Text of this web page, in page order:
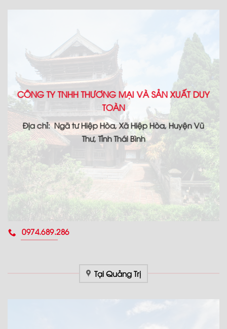
CÔNG TY TNHH THƯƠNG MẠI VÀ SẢN XUẤT DUY
TOÀN
Địa chỉ: Ngã tư Hiệp Hòa, Xã Hiệp Hòa, Huyện Vũ
Thư, Tỉnh Thái Bình
0974.689.286
Tại Quảng Trị